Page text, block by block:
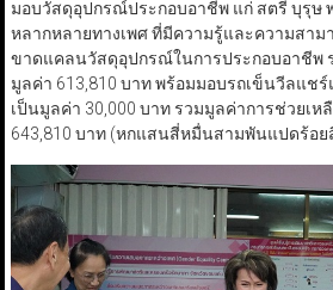
มอบวัสดุอุปกรณ์ประกอบอาชีพ แก่ สตรี บุรุษ
หลากหลายทางเพศ ที่มีความรู้และความสาม
ขาดแคลนวัสดุอุปกรณ์ในการประกอบอาชีพ
มูลค่า 613,810 บาท พร้อมมอบรถเข็นวีลแช
เป็นมูลค่า 30,000 บาท รวมมูลค่าการช่วยเห
643,810 บาท (หกแสนสี่หมื่นสามพันแปดร้อ